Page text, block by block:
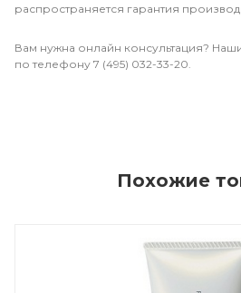
распространяется гарантия
Вам нужна онлайн консультация?
по телефону 7 (495) 032-33-20.
Похожие